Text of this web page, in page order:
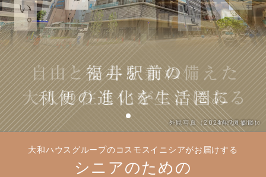
外観写真（2024年7月撮影）
image photo
外観写真（2024年7月撮影）
大和ハウスグループのコスモスイニシアがお届けする
シニアのための